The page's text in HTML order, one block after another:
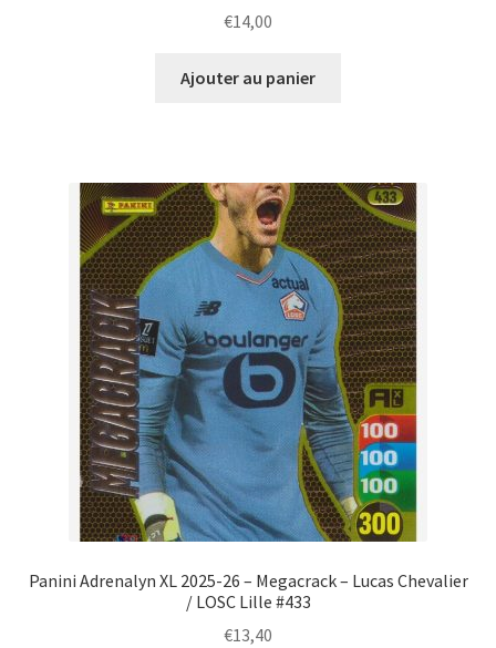
€14,00
Ajouter au panier
Panini Adrenalyn XL 2025-26 – Megacrack – Lucas Chevalier
/ LOSC Lille #433
€13,40